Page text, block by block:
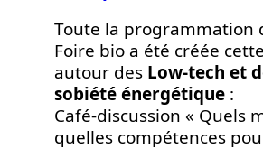
Toute la programmation
Foire bio a été créée
autour des Low-tech et
sobiété énergétique :
Café-discussion « Quels
quelles compétences